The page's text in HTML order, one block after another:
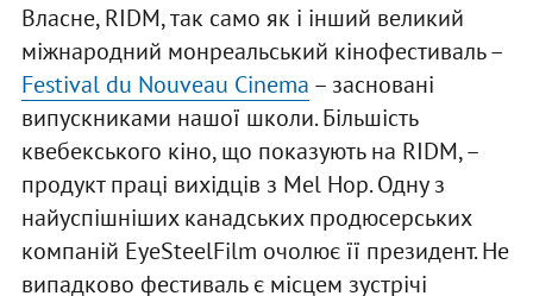
Власне, RIDM, так само як і інший великий
міжнародний монреальський кінофестиваль –
Festival du Nouveau Cinema – засновані
випускниками нашої школи. Більшість
квебекського кіно, що показують на RIDM, –
продукт праці вихідців з Mel Hop. Одну з
найуспішніших канадських продюсерських
компаній EyeSteelFilm очолює її президент. Не
випадково фестиваль є місцем зустрічі